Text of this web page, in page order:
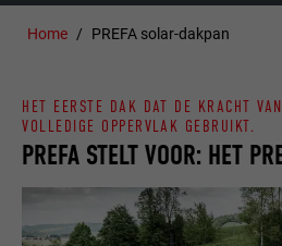
Home PREFA solar-dakpan
PREFA STELT VOOR: HET
HET EERSTE DAK DAT DE KRACHT
VOLLEDIGE OPPERVLAK GEBRUIKT.